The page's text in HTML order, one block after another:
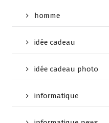
homme
idée cadeau
idée cadeau photo
informatique